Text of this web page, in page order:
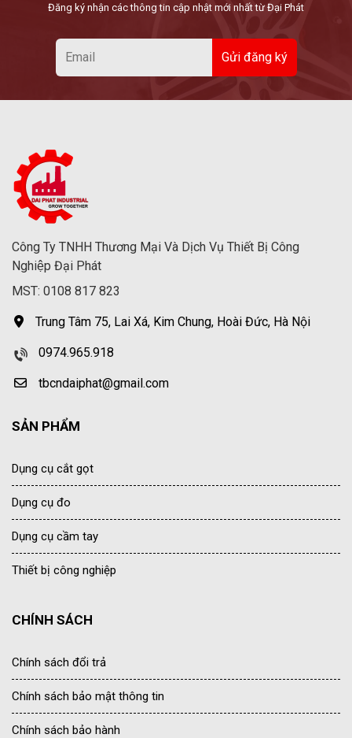
Đăng ký nhận các thông tin cập nhật mới nhất từ Đại Phát
Công Ty TNHH Thương Mại Và Dịch Vụ Thiết Bị Công
Nghiệp Đại Phát
MST: 0108 817 823
Trung Tâm 75, Lai Xá, Kim Chung, Hoài Đức, Hà Nội
0974.965.918
tbcndaiphat@gmail.com
SẢN PHẨM
Dụng cụ cắt gọt
Dụng cụ đo
Dụng cụ cầm tay
Thiết bị công nghiệp
CHÍNH SÁCH
Chính sách đổi trả
Chính sách bảo mật thông tin
Chính sách bảo hành